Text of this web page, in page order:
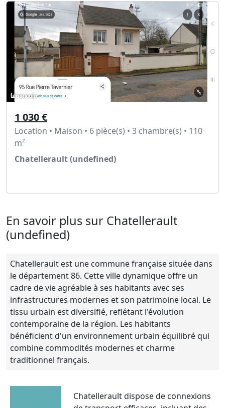
1 030 €
Location • Maison • 6 pièce(s) • 3 chambre(s) • 110
m²
Chatellerault (undefined)
En savoir plus sur Chatellerault
(undefined)
Chatellerault est une commune française située dans
le département 86. Cette ville dynamique offre un
cadre de vie agréable à ses habitants avec ses
infrastructures modernes et son patrimoine local. Le
tissu urbain est diversifié, reflétant l'évolution
contemporaine de la région. Les habitants
bénéficient d'un environnement urbain équilibré qui
combine commodités modernes et charme
traditionnel français.
Chatellerault dispose de connexions